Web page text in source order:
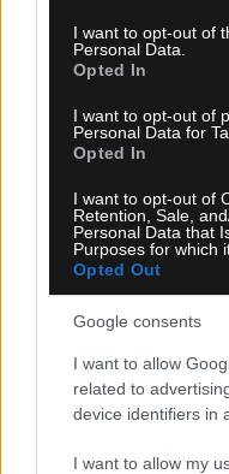
consent section.
I want to opt-out of
Personal Data.
Opted In
I want to opt-out of
Personal Data for
Opted In
I want to opt-out of
Retention, Sale,
Personal Data that
Purposes for which
Opted Out
Google consents
I want to allow
related to
device identifiers in
I want to allow my
09.08.2026, 17:20
Ολυμπιακός:
μετά το «αντίο» στη